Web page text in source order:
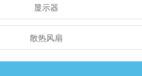
显示器
散热风扇